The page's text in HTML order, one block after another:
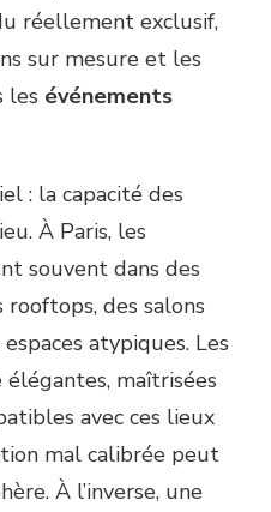
réellement exclusif,
sur mesure et les
les événements
: la capacité des
À Paris, les
souvent dans des
rooftops, des salons
atypiques. Les
maîtrisées
avec ces lieux
mal calibrée peut
À l’inverse, une